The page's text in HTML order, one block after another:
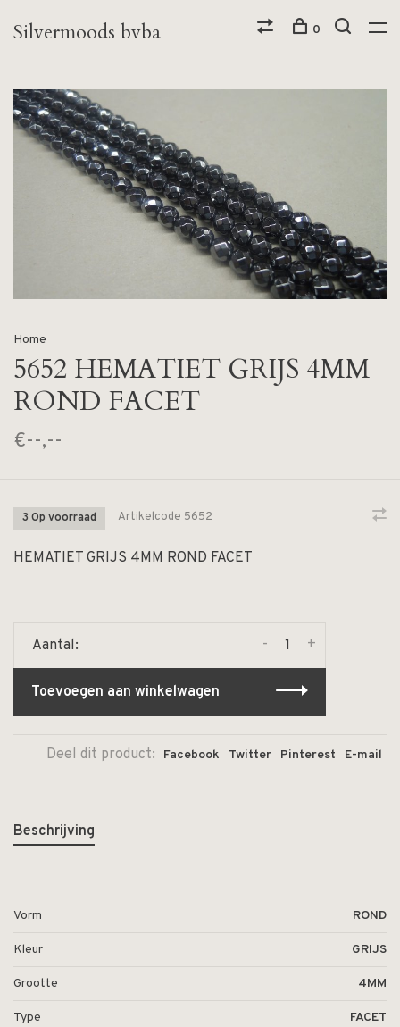
Silvermoods bvba 0
Home
5652 HEMATIET GRIJS 4MM
ROND FACET
€--,--
3 Op voorraad Artikelcode 5652
HEMATIET GRIJS 4MM ROND FACET
Aantal: +
-
Toevoegen aan winkelwagen
Deel dit product: Facebook Twitter Pinterest E-mail
Beschrijving
Vorm ROND
Kleur GRIJS
Grootte 4MM
Type FACET